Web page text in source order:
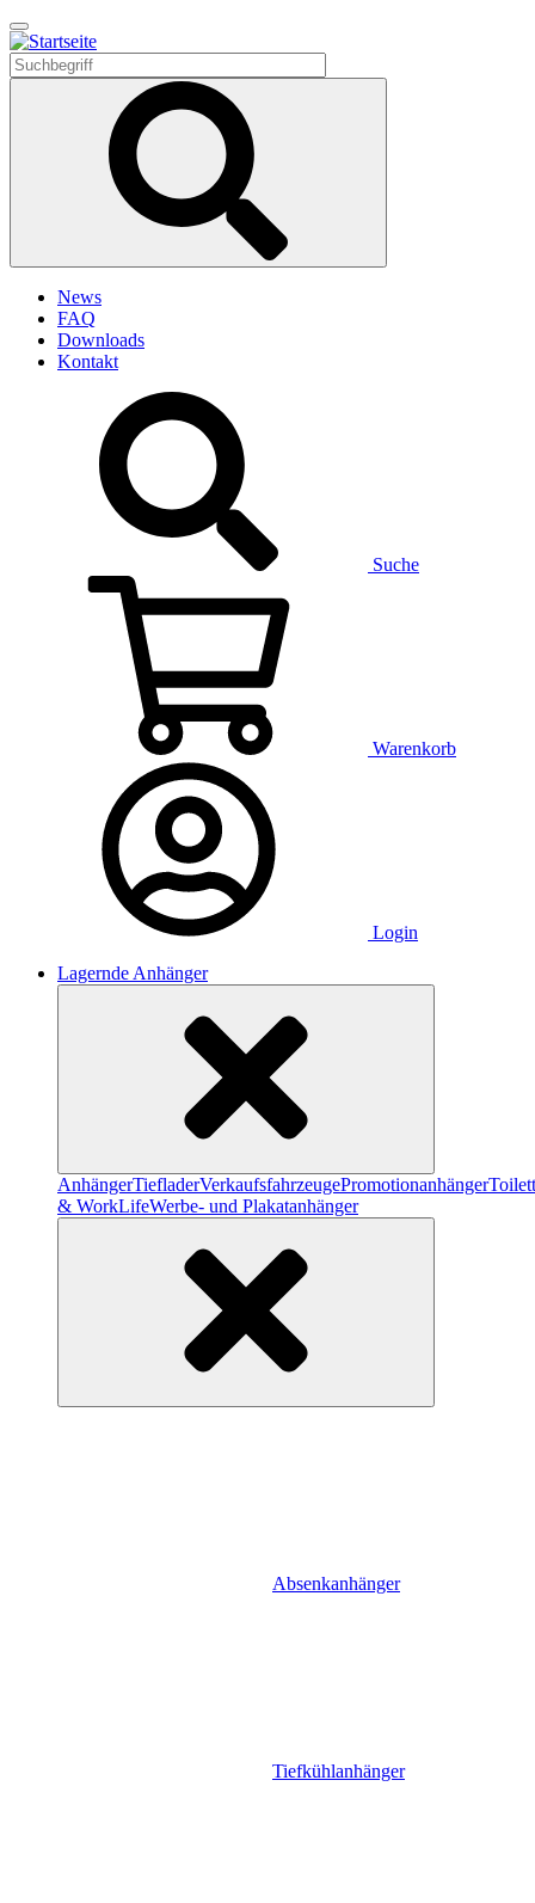
Direkt
zum
Inhalt
News
FAQ
Downloads
Kontakt
Suche
Warenkorb
Login
Lagernde Anhänger
AnhängerTiefladerVerkaufsfahrzeugePromotionanhänger
& WorkLifeWerbe- und Plakatanhänger
Absenkanhänger
Tiefkühlanhänger